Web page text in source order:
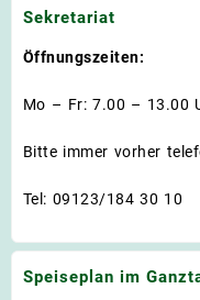
Sekretariat
Öffnungszeiten:
Mo – Fr: 7.00 – 13.00
Bitte immer vorher
Tel: 09123/184 30 10
Speiseplan im